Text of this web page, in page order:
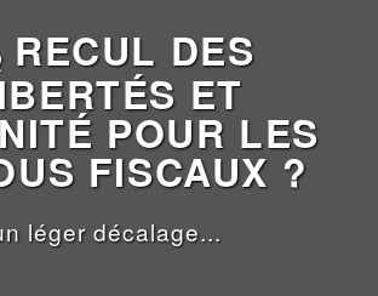
RECUL DES
ET
POUR LES
FISCAUX ?
léger décalage...